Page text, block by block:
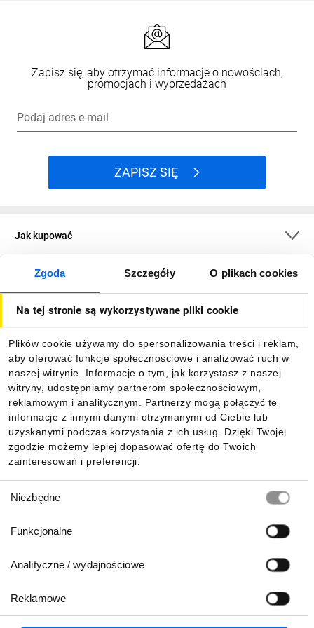
Zgoda Szczegóły O plikach cookies
Na tej stronie są wykorzystywane pliki cookie
Plików cookie używamy do spersonalizowania treści i reklam,
aby oferować funkcje społecznościowe i analizować ruch w
naszej witrynie. Informacje o tym, jak korzystasz z naszej
witryny, udostępniamy partnerom społecznościowym,
reklamowym i analitycznym. Partnerzy mogą połączyć te
informacje z innymi danymi otrzymanymi od Ciebie lub
uzyskanymi podczas korzystania z ich usług. Dzięki Twojej
zgodzie możemy lepiej dopasować ofertę do Twoich
zainteresowań i preferencji.
zgody
Niezbędne
Funkcjonalne
Analityczne / wydajnościowe
Reklamowe
Zapisz się, aby otrzymać informacje o nowościach,
promocjach i wyprzedażach
Podaj adres e-mail
ZAPISZ SIĘ
Jak kupować
O firmie
Informacje
Pobierz naszą aplikację mobilną: